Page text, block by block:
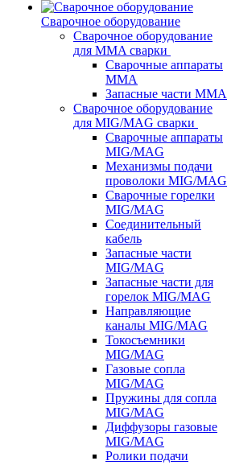
Сварочное оборудование
Сварочное оборудование
для MMA сварки
Сварочные аппараты
MMA
Запасные части MMA
Сварочное оборудование
для MIG/MAG сварки
Сварочные аппараты
MIG/MAG
Механизмы подачи
проволоки MIG/MAG
Сварочные горелки
MIG/MAG
Соединительный
кабель
Запасные части
MIG/MAG
Запасные части для
горелок MIG/MAG
Направляющие
каналы MIG/MAG
Токосъемники
MIG/MAG
Газовые сопла
MIG/MAG
Пружины для сопла
MIG/MAG
Диффузоры газовые
MIG/MAG
Ролики подачи